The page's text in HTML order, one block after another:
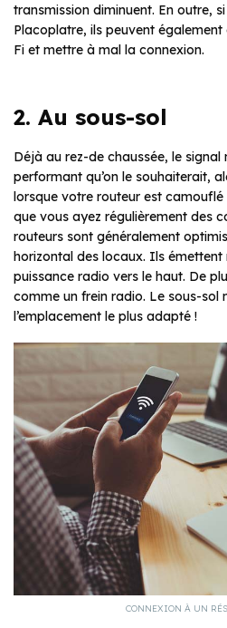
transmission diminuent. En outre,
Placoplatre, ils peuvent
Fi et mettre à mal la connexion.
2. Au sous-sol
Déjà au rez-de chaussée, le signal
performant qu’on le souhaiterait,
lorsque votre routeur est
que vous ayez régulièrement des
routeurs sont généralement
horizontal des locaux. Ils
puissance radio vers le haut. De
comme un frein radio. Le sous-sol
l’emplacement le plus adapté !
CONNEXION À UN